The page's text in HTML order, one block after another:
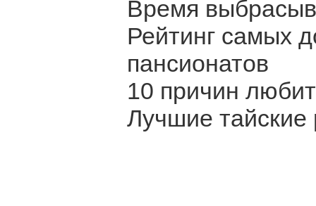
Время
Рейтинг самых
пансионатов
10 причин
Лучшие тайские